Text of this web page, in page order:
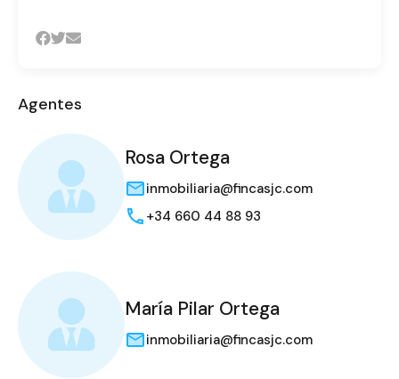
Agentes
Rosa Ortega
inmobiliaria@fincasjc.com
+34 660 44 88 93
María Pilar Ortega
inmobiliaria@fincasjc.com